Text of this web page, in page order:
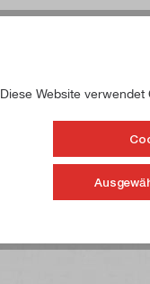
regelbar
von
Diese Website